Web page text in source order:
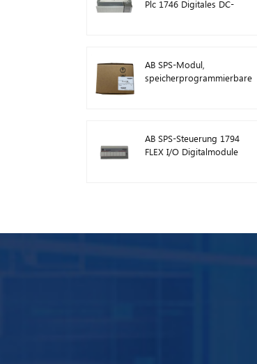
Plc 1746 Digitales DC-
AB SPS-Modul,
speicherprogrammierbare
AB SPS-Steuerung 1794
FLEX I/O Digitalmodule